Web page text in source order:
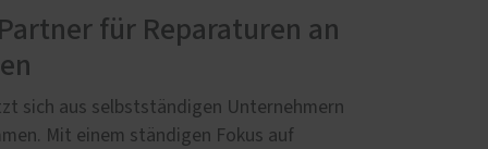
für Reparaturen an
sich aus selbstständigen Unternehmern
Mit einem ständigen Fokus auf